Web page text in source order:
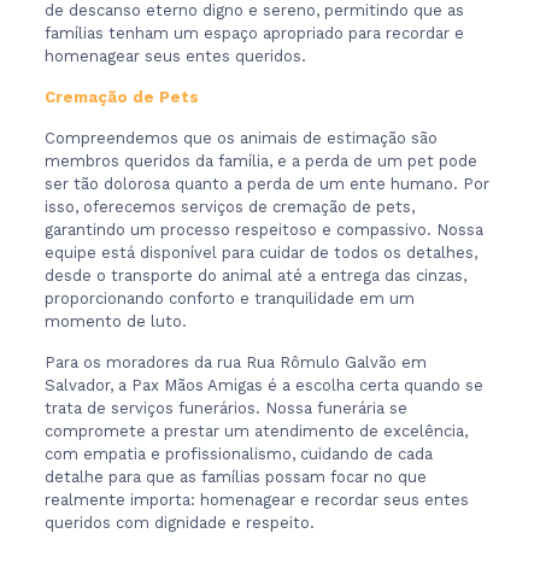
de descanso eterno digno e sereno, permitindo que as
famílias tenham um espaço apropriado para recordar e
homenagear seus entes queridos.
Cremação de Pets
Compreendemos que os animais de estimação são
membros queridos da família, e a perda de um pet pode
ser tão dolorosa quanto a perda de um ente humano. Por
isso, oferecemos serviços de cremação de pets,
garantindo um processo respeitoso e compassivo. Nossa
equipe está disponível para cuidar de todos os detalhes,
desde o transporte do animal até a entrega das cinzas,
proporcionando conforto e tranquilidade em um
momento de luto.
Para os moradores da rua Rua Rômulo Galvão em
Salvador, a Pax Mãos Amigas é a escolha certa quando se
trata de serviços funerários. Nossa funerária se
compromete a prestar um atendimento de excelência,
com empatia e profissionalismo, cuidando de cada
detalhe para que as famílias possam focar no que
realmente importa: homenagear e recordar seus entes
queridos com dignidade e respeito.